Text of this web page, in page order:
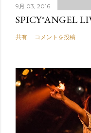
9月 03, 2016
SPICY*ANGEL
共有 コメントを投稿